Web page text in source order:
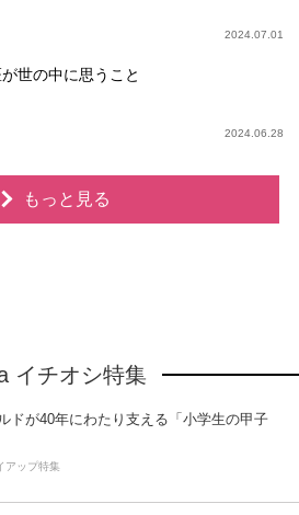
2024.07.01
世の中に思うこと
2024.06.28
もっと見る
イチオシ特集
ドが40年にわたり支える「小学生の甲子
アップ特集